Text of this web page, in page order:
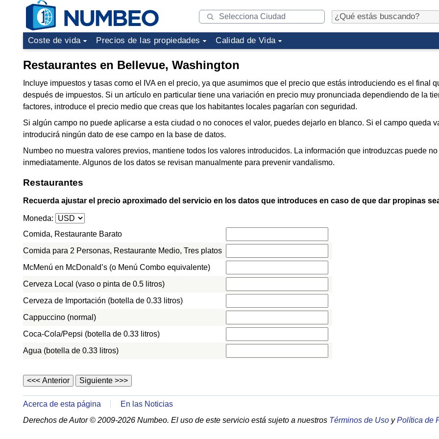
Coste de vida Precios de las propiedades Calidad de Vida
Restaurantes en Bellevue, Washington
Incluye impuestos y tasas como el IVA en el precio, ya que asumimos que el precio que estás introduciendo es el final
después de impuestos. Si un artículo en particular tiene una variación en precio muy pronunciada dependiendo de la
factores, introduce el precio medio que creas que los habitantes locales pagarían con seguridad.
Si algún campo no puede aplicarse a esta ciudad o no conoces el valor, puedes dejarlo en blanco. Si el campo queda
introducirá ningún dato de ese campo en la base de datos.
Numbeo no muestra valores previos, mantiene todos los valores introducidos. La información que introduzcas puede
inmediatamente. Algunos de los datos se revisan manualmente para prevenir vandalismo.
Restaurantes
Recuerda ajustar el precio aproximado del servicio en los datos que introduces en caso de que dar propinas
Moneda:
Comida, Restaurante Barato
Comida para 2 Personas, Restaurante Medio, Tres platos
McMenú en McDonald’s (o Menú Combo equivalente)
Cerveza Local (vaso o pinta de 0.5 litros)
Cerveza de Importación (botella de 0.33 litros)
Cappuccino (normal)
Coca-Cola/Pepsi (botella de 0.33 litros)
Agua (botella de 0.33 litros)
Acerca de esta página
En las Noticias
Derechos de Autor © 2009-2026 Numbeo. El uso de este servicio está sujeto a nuestros Términos de Uso yPolítica de